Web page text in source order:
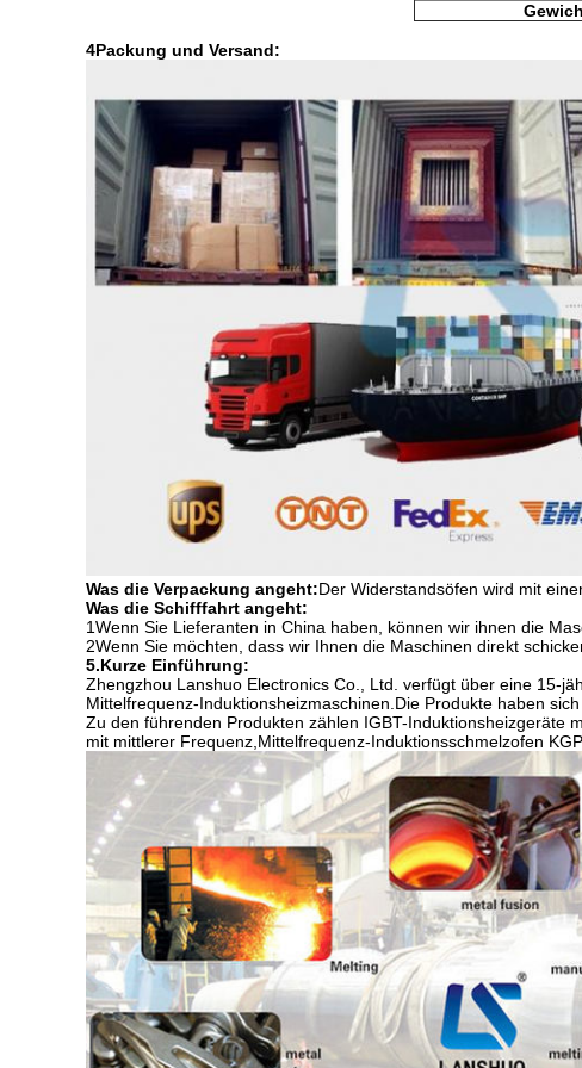
4Packung und Versand:
Was die Verpackung angeht:Der Widerstandsöfen wird mit
Was die Schifffahrt angeht:
1Wenn Sie Lieferanten in China haben, können wir ihnen die
2Wenn Sie möchten, dass wir Ihnen die Maschinen direkt
5.Kurze Einführung:
Zhengzhou Lanshuo Electronics Co., Ltd. verfügt über eine 15-
Mittelfrequenz-Induktionsheizmaschinen.Die Produkte haben
Zu den führenden Produkten zählen IGBT-Induktionsheizgeräte
mit mittlerer Frequenz,Mittelfrequenz-Induktionsschmelzofen